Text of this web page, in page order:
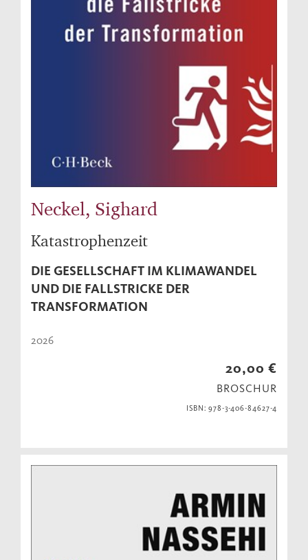
Neckel, Sighard
Katastrophenzeit
DIE GESELLSCHAFT IM KLIMAWANDEL
UND DIE FALLSTRICKE DER
TRANSFORMATION
2026
20,00 €
BROSCHUR
ISBN: 978-3-406-84627-4